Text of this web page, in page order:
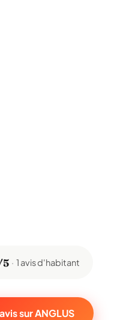
1 avis d'habitant
sur ANGLUS